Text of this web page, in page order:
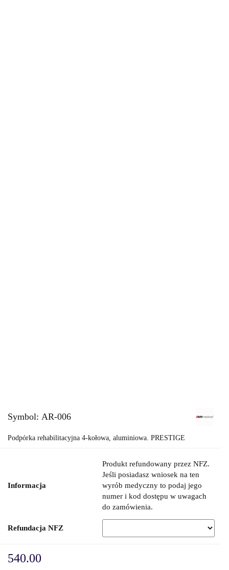
Symbol: AR-006
Podpórka rehabilitacyjna 4-kołowa, aluminiowa. PRESTIGE
Informacja
Produkt refundowany przez NFZ.
Jeśli posiadasz wniosek na ten
wyrób medyczny to podaj jego
numer i kod dostępu w uwagach
do zamówienia.
Refundacja NFZ
540.00